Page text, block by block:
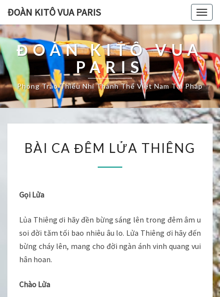
ĐOÀN KITÔ VUA PARIS
ĐOÀN KITÔ VUA
PARIS
Phong Trào Thiếu Nhi Thánh Thể Việt Nam Tại Pháp
CA
LỬA
BÀI CA ĐÊM LỬA THIÊNG
Gọi Lửa
Lủa Thiêng ơi hãy đền bừng sáng lên trong đêm âm u
soi đời tăm tối bao nhiêu âu lo. Lửa Thiêng ơi hãy đến
bừng cháy lên, mang cho đời ngàn ánh vinh quang vui
hân hoan.
Chào Lửa